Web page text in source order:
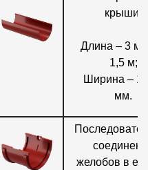
крыши.
Длина – 3 м,
1,5 м;
Ширина –
мм.
желобов в